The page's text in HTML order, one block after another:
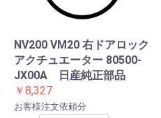
NV200 VM20 右ドアロック
アクチュエーター 80500-
JX00A 日産純正部品
￥8,327
お客様注文依頼分